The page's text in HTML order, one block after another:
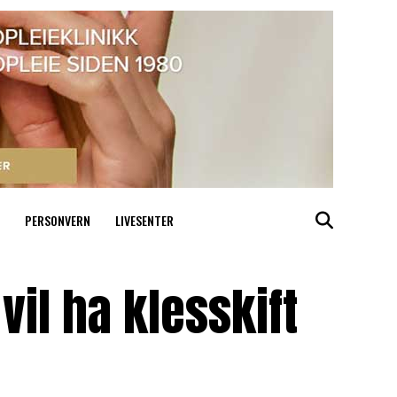
PERSONVERN LIVESENTER
ha klesskift